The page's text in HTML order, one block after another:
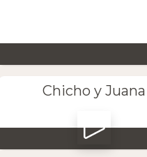
Chicho y Juana